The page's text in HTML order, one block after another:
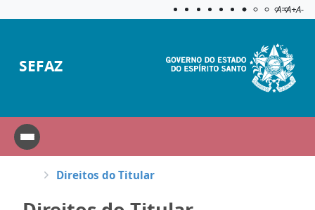
Aplicar
A=A+A-
SEFAZ
Direitos do Titular